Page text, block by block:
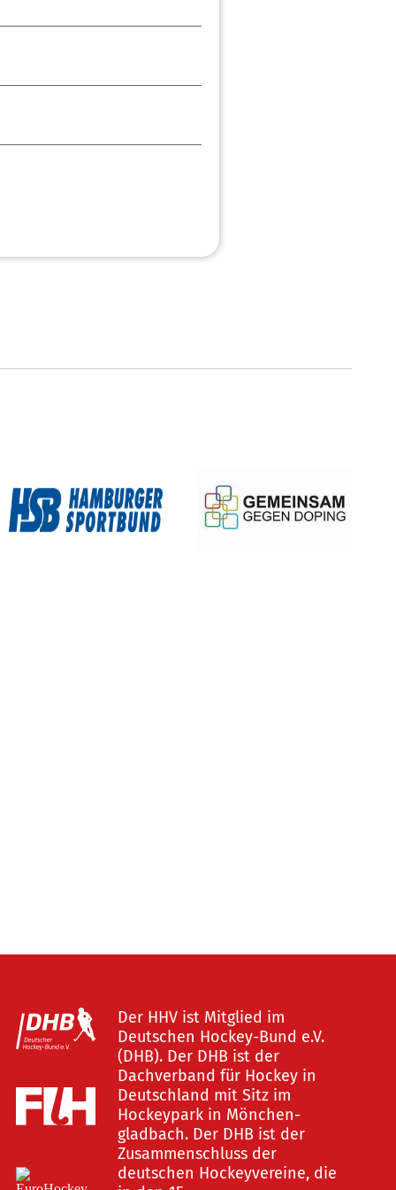
Der HHV ist Mitglied im
Deutschen Hockey-Bund e.V.
(DHB). Der DHB ist der
Dachverband für Hockey in
Deutschland mit Sitz im
Hockeypark in Mönchen-
gladbach. Der DHB ist der
Zusammenschluss der
deutschen Hockeyvereine, die